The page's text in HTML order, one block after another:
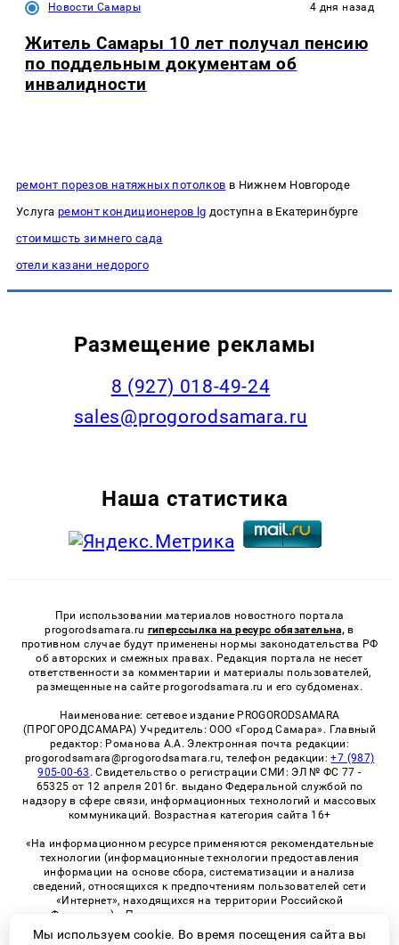
Новости Самары 4 дня назад
Житель Самары 10 лет получал пенсию
по поддельным документам об
инвалидности
ремонт порезов натяжных потолков в Нижнем Новгороде
Услуга ремонт кондиционеров lg доступна в Екатеринбурге
стоимшсть зимнего сада
отели казани недорого
Размещение рекламы
8 (927) 018-49-24
sales@progorodsamara.ru
Наша статистика
При использовании материалов новостного портала
progorodsamara.ru гиперссылка на ресурс обязательна, в
противном случае будут применены нормы законодательства РФ
об авторских и смежных правах. Редакция портала не несет
ответственности за комментарии и материалы пользователей,
размещенные на сайте progorodsamara.ru и его субдоменах.
Наименование: сетевое издание PROGORODSAMARA
(ПРОГОРОДСАМАРА) Учредитель: ООО «Город Самара». Главный
редактор: Романова А.А. Электронная почта редакции:
progorodsamara@progorodsamara.ru, телефон редакции:+7 (987)
905-00-63 . Свидетельство о регистрации СМИ: ЭЛ № ФС 77 -
65325 от 12 апреля 2016г. выдано Федеральной службой по
надзору в сфере связи, информационных технологий и массовых
коммуникаций. Возрастная категория сайта 16+
«На информационном ресурсе применяются рекомендательные
технологии (информационные технологии предоставления
информации на основе сбора, систематизации и анализа
сведений, относящихся к предпочтениям пользователей сети
«Интернет», находящихся на территории Российской
Федерации)». Правила применения рекомендательных
технологий в виджетах рекламно-обменной сети
«СМИ2» (PDF)
Мы используем cookie. Во время посещения сайта вы